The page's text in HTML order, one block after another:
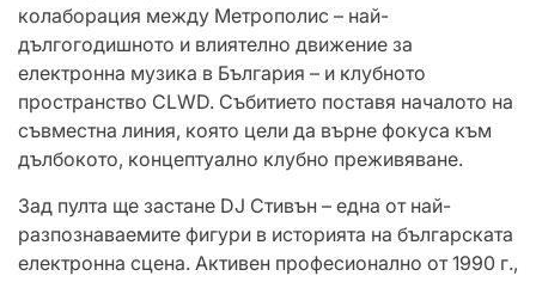
колаборация между Метрополис – най-
дългогодишното и влиятелно движение за
електронна музика в България – и клубното
пространство CLWD. Събитието поставя началото на
съвместна линия, която цели да върне фокуса към
дълбокото, концептуално клубно преживяване.
Зад пулта ще застане DJ Стивън – една от най-
разпознаваемите фигури в историята на българската
електронна сцена. Активен професионално от 1990 г.,